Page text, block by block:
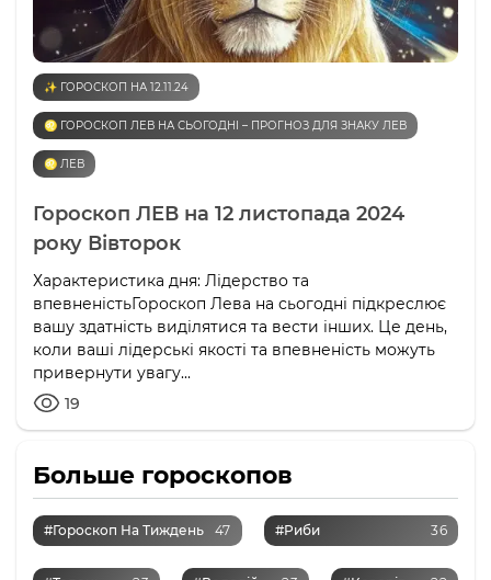
✨ ГОРОСКОП НА 12.11.24
♌️ ГОРОСКОП ЛЕВ НА СЬОГОДНІ – ПРОГНОЗ ДЛЯ ЗНАКУ ЛЕВ
♌️ ЛЕВ
Гороскоп ЛЕВ на 12 листопада 2024
року Вівторок
Характеристика дня: Лідерство та
впевненістьГороскоп Лева на сьогодні підкреслює
вашу здатність виділятися та вести інших. Це день,
коли ваші лідерські якості та впевненість можуть
привернути увагу...
19
Больше гороскопов
#Гороскоп На Тиждень 47 #Риби 36